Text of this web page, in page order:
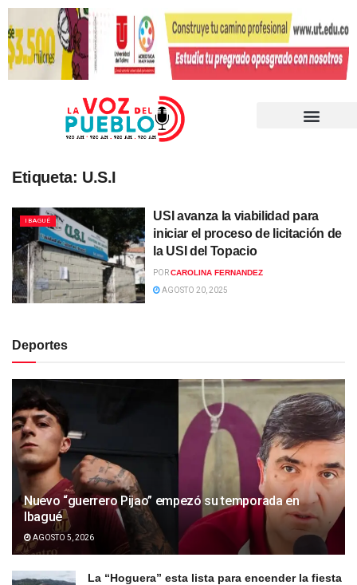
Etiqueta: U.S.I
IBAGUÉ
USI avanza la viabilidad para
iniciar el proceso de licitación de
la USI del Topacio
PORCAROLINA FERNANDEZ
AGOSTO 20, 2025
Deportes
Nuevo “guerrero Pijao” empezó su temporada en
Ibagué
AGOSTO 5, 2026
La “Hoguera” esta lista para encender la fiesta